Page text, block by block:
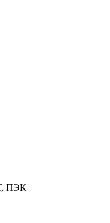
ПЭК